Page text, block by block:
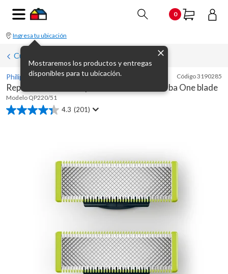
0
Ingresa tu ubicación
Mostraremos los productos y entregas
disponibles para tu ubicación.
Cuidado Personal
Philips Código3190285
Repuesto de cuchilla para cortadora de barba One blade
Modelo QP220/51
4.3 (201)
4.3